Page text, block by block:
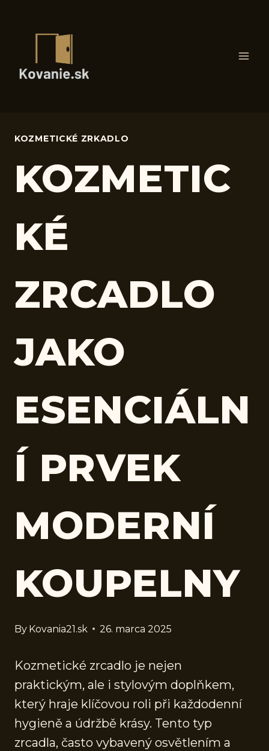
KOZMETICKÉ ZRKADLO
KOZMETIC
KÉ
ZRCADLO
JAKO
ESENCIÁLN
Í PRVEK
MODERNÍ
KOUPELNY
By Kovania21.sk 26. marca 2025
Kozmetické zrcadlo je nejen
praktickým, ale i stylovým doplňkem,
který hraje klíčovou roli při každodenní
hygieně a údržbě krásy. Tento typ
zrcadla, často vybavený osvětlením a